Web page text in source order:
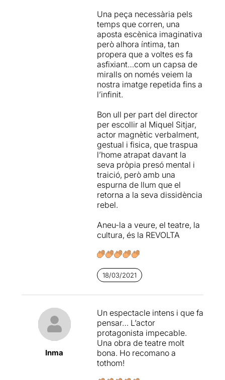
Una trucada inesperada el
fa reflexionar sobre el seu
passat, sobre els objectius
que li exigeix la societat i
sobre quina ha estat la seva
lluita per aconseguir un món
millor. Por, renúncia,
nostàlgia, soledat. Li ha
valgut la pena deixar en rere
ha valgut la pena renunciar
als seus ideals? És possible
una segona oportunitat?
M’agradaria destacar per
davant de tot, la magnífica
feina de l’actorMiquel
Sitjarper la seva entrega,
passió i força, en la
interpretació d’aquest
és una de les raons per les
que paga la pena d’anar a
cuidada al detall, ens fa
viatjar al futur, tot i que us
adonareu que no és tant
tecnologia i les aplicacions
programades formen part
del sistema, els records
estan guardats en arxius, les
comunicacions no són
segures,...
Una peça necessària pels
temps que corren, una
aposta escènica imaginativa
però alhora íntima, tan
propera que a voltes es fa
asfixiant…com un capsa de
miralls on només veiem la
nostra imatge repetida fins a
l’infinit.
Bon ull per part del director
per escollir al Miquel Sitjar,
actor magnètic verbalment,
gestual i fisica, que traspua
l’home atrapat davant la
seva pròpia presó mental i
traició, però amb una
espurna de llum que el
retorna a la seva dissidència
rebel.
Aneu-la a veure, el teatre, la
cultura, és la REVOLTA
18/03/2021
Inma
Un espectacle intens i que fa
pensar… L’actor
protagonista impecable.
Una obra de teatre molt
bona. Ho recomano a
tothom!